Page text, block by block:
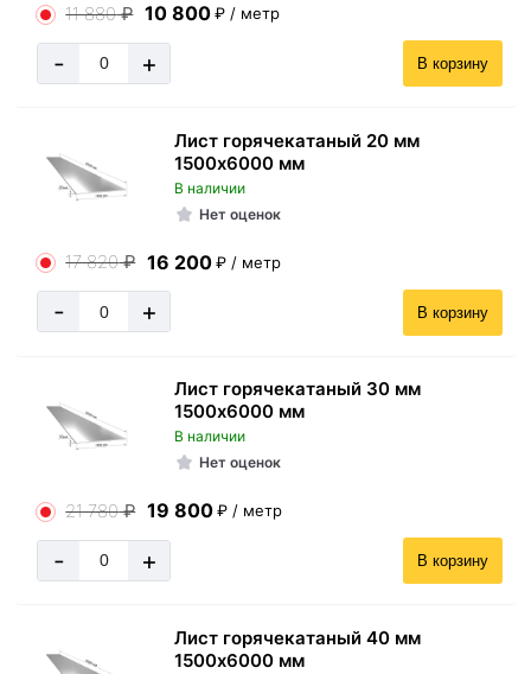
11 880₽ 10 800 ₽ / метр
- + В корзину
Лист горячекатаный 20 мм
1500х6000 мм
В наличии
Нет оценок
17 820₽ 16 200 ₽ / метр
- + В корзину
Лист горячекатаный 30 мм
1500х6000 мм
В наличии
Нет оценок
21 780₽ 19 800 ₽ / метр
- + В корзину
Лист горячекатаный 40 мм
1500х6000 мм